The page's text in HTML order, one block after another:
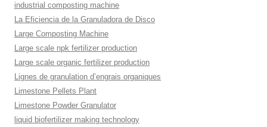
industrial composting machine
La Eficiencia de la Granuladora de Disco
Large Composting Machine
Large scale npk fertilizer production
Large scale organic fertilizer production
Lignes de granulation d’engrais organiques
Limestone Pellets Plant
Limestone Powder Granulator
liquid biofertilizer making technology